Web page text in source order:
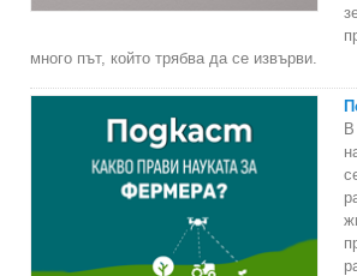
много път, който трябва да се извърви.